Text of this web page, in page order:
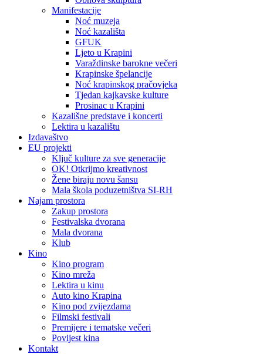
Manifestacije
Noć muzeja
Noć kazališta
GFUK
Ljeto u Krapini
Varaždinske barokne večeri
Krapinske špelancije
Noć krapinskog pračovjeka
Tjedan kajkavske kulture
Prosinac u Krapini
Kazališne predstave i koncerti
Lektira u kazalištu
Izdavaštvo
EU projekti
Ključ kulture za sve generacije
OK! Otkrijmo kreativnost
Žene biraju novu šansu
Mala škola poduzetništva SI-RH
Najam prostora
Zakup prostora
Festivalska dvorana
Mala dvorana
Klub
Kino
Kino program
Kino mreža
Lektira u kinu
Auto kino Krapina
Kino pod zvijezdama
Filmski festivali
Premijere i tematske večeri
Povijest kina
Kontakt